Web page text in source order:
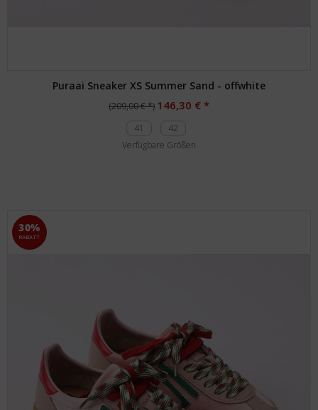
Puraai Sneaker XS Summer Sand - offwhite
(209,00 € *) 146,30 € *
41
42
Verfügbare Größen
30%
RABATT